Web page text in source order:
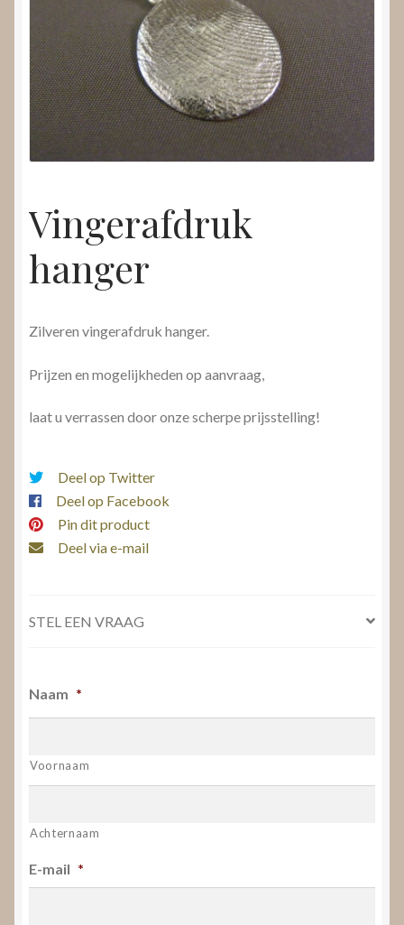
Video’s
Submenu
uitvouwen
Vingerafdruk
hanger
Zilveren vingerafdruk hanger.
Prijzen en mogelijkheden op aanvraag,
laat u verrassen door onze scherpe prijsstelling!
Deel op Twitter
Deel op Facebook
Pin dit product
Deel via e-mail
STEL EEN VRAAG
Naam *
Voornaam
Achternaam
E-mail *